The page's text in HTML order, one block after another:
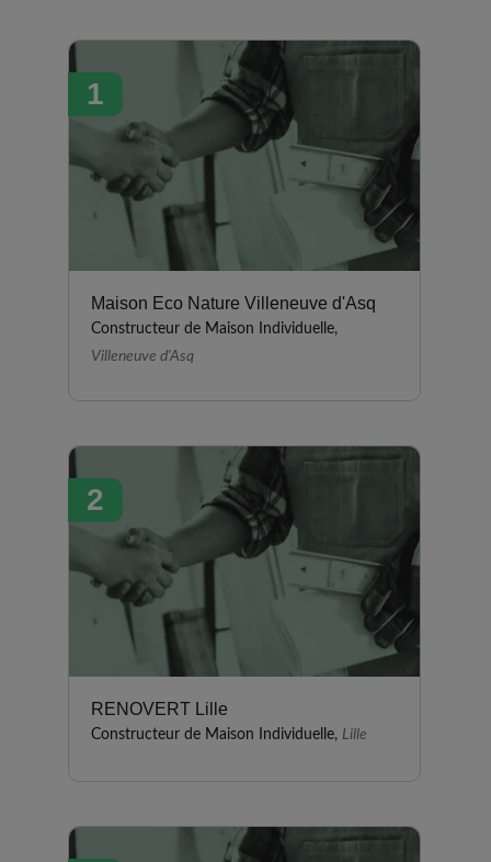
1
Maison Eco Nature Villeneuve d'Asq
Constructeur de Maison Individuelle,
Villeneuve d'Asq
2
RENOVERT Lille
Constructeur de Maison Individuelle, Lille